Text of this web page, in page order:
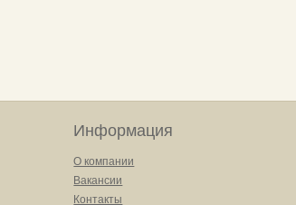
Информация
О компании
Вакансии
Контакты